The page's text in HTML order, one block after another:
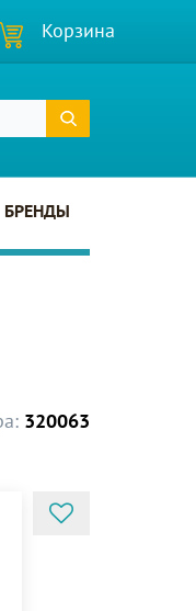
Корзина
БРЕНДЫ
320063